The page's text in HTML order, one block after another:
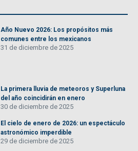
Año Nuevo 2026: Los propósitos más
comunes entre los mexicanos
31 de diciembre de 2025
La primera lluvia de meteoros y Superluna
del año coincidirán en enero
30 de diciembre de 2025
El cielo de enero de 2026: un espectáculo
astronómico imperdible
29 de diciembre de 2025